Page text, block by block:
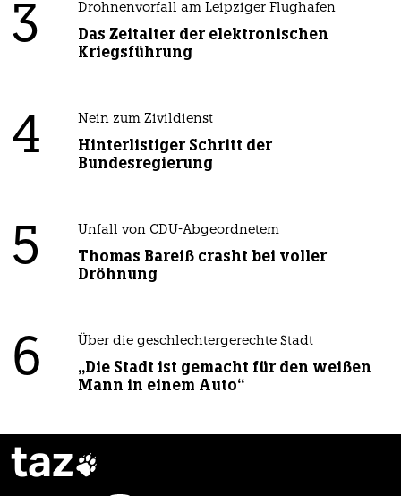
3 Drohnenvorfall am Leipziger Flughafen
Das Zeitalter der elektronischen
Kriegsführung
4 Nein zum Zivildienst
Hinterlistiger Schritt der
Bundesregierung
5 Unfall von CDU-Abgeordnetem
Thomas Bareiß crasht bei voller
Dröhnung
6 Über die geschlechtergerechte Stadt
„Die Stadt ist gemacht für den weißen
Mann in einem Auto“
taz